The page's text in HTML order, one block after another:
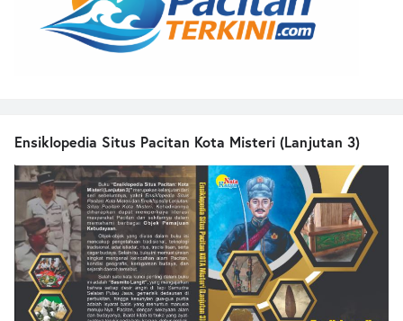
Ensiklopedia Situs Pacitan Kota Misteri (Lanjutan 3)